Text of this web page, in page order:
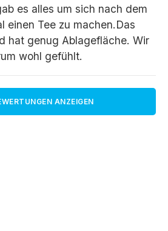
es alles um sich nach dem
einen Tee zu machen.Das
hat genug Ablagefläche. Wir
wohl gefühlt.
ANZEIGEN